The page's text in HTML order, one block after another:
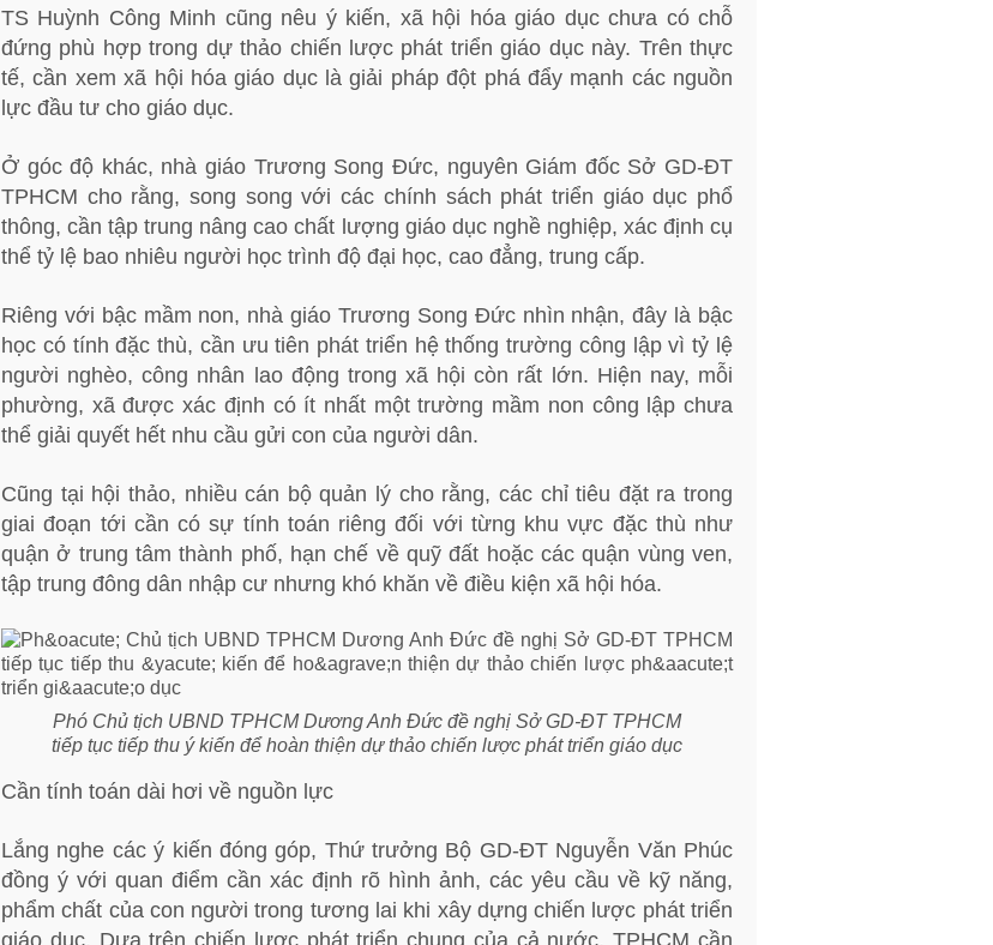
TS Huỳnh Công Minh cũng nêu ý kiến, xã hội hóa giáo dục chưa có chỗ
đứng phù hợp trong dự thảo chiến lược phát triển giáo dục này. Trên thực
tế, cần xem xã hội hóa giáo dục là giải pháp đột phá đẩy mạnh các nguồn
lực đầu tư cho giáo dục.
Ở góc độ khác, nhà giáo Trương Song Đức, nguyên Giám đốc Sở GD-ĐT
TPHCM cho rằng, song song với các chính sách phát triển giáo dục phổ
thông, cần tập trung nâng cao chất lượng giáo dục nghề nghiệp, xác định cụ
thể tỷ lệ bao nhiêu người học trình độ đại học, cao đẳng, trung cấp.
Riêng với bậc mầm non, nhà giáo Trương Song Đức nhìn nhận, đây là bậc
học có tính đặc thù, cần ưu tiên phát triển hệ thống trường công lập vì tỷ lệ
người nghèo, công nhân lao động trong xã hội còn rất lớn. Hiện nay, mỗi
phường, xã được xác định có ít nhất một trường mầm non công lập chưa
thể giải quyết hết nhu cầu gửi con của người dân.
Cũng tại hội thảo, nhiều cán bộ quản lý cho rằng, các chỉ tiêu đặt ra trong
giai đoạn tới cần có sự tính toán riêng đối với từng khu vực đặc thù như
quận ở trung tâm thành phố, hạn chế về quỹ đất hoặc các quận vùng ven,
tập trung đông dân nhập cư nhưng khó khăn về điều kiện xã hội hóa.
Phó Chủ tịch UBND TPHCM Dương Anh Đức đề nghị Sở GD-ĐT TPHCM
tiếp tục tiếp thu ý kiến để hoàn thiện dự thảo chiến lược phát triển giáo dục
Cần tính toán dài hơi về nguồn lực
Lắng nghe các ý kiến đóng góp, Thứ trưởng Bộ GD-ĐT Nguyễn Văn Phúc
đồng ý với quan điểm cần xác định rõ hình ảnh, các yêu cầu về kỹ năng,
phẩm chất của con người trong tương lai khi xây dựng chiến lược phát triển
giáo dục. Dựa trên chiến lược phát triển chung của cả nước, TPHCM cần